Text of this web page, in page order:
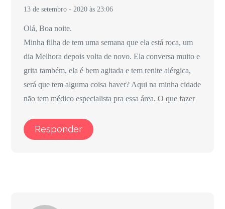
13 de setembro - 2020 às 23:06
Olá, Boa noite.
Minha filha de tem uma semana que ela está roca, um
dia Melhora depois volta de novo. Ela conversa muito e
grita também, ela é bem agitada e tem renite alérgica,
será que tem alguma coisa haver? Aqui na minha cidade
não tem médico especialista pra essa área. O que fazer
Responder